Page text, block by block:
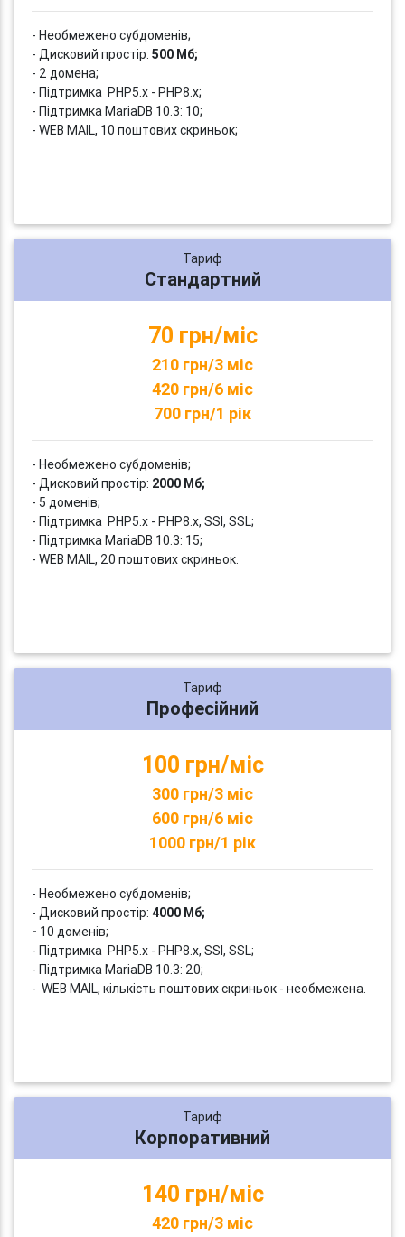
- Необмежено субдоменів;
- Дисковий простір: 500 Мб;
- 2 домена;
- Підтримка PHP5.x - PHP8.x;
- Підтримка MariaDB 10.3: 10;
- WEB MAIL, 10 поштових скриньок;
Тариф
Стандартний
70 грн/міс
210 грн/3 міс
420 грн/6 міс
700 грн/1 рік
- Необмежено субдоменів;
- Дисковий простір: 2000 Мб;
- 5 доменів;
- Підтримка PHP5.x - PHP8.x, SSI, SSL;
- Підтримка MariaDB 10.3: 15;
- WEB MAIL, 20 поштових скриньок.
Тариф
Професійний
100 грн/міс
300 грн/3 міс
600 грн/6 міс
1000 грн/1 рік
- Необмежено субдоменів;
- Дисковий простір: 4000 Мб;
- 10 доменів;
- Підтримка PHP5.x - PHP8.x, SSI, SSL;
- Підтримка MariaDB 10.3: 20;
- WEB MAIL, кількість поштових скриньок - необмежена.
Тариф
Корпоративний
140 грн/міс
420 грн/3 міс